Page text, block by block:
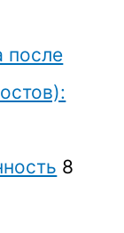
после
8